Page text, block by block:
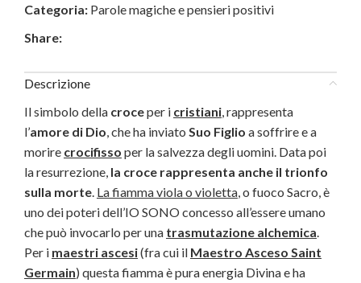
Categoria: Parole magiche e pensieri positivi
Share:
Descrizione
Il simbolo della croceper i cristiani , rappresenta
l’amore di Dio , che ha inviato Suo Figlio a soffrire e a
morire crocifisso per la salvezza degli uomini. Data poi
la resurrezione, la croce rappresenta anche il trionfo
sulla morte La fiamma viola o violetta , o fuoco Sacro, è
uno dei poteri dell’IO SONO concesso all’essere umano
che può invocarlo per una trasmutazione alchemica
Per i maestri ascesi(fra cui il Maestro Asceso Saint
Germain) questa fiamma è pura energia Divina e ha